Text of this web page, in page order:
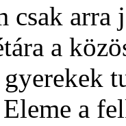
csak arra
a
a